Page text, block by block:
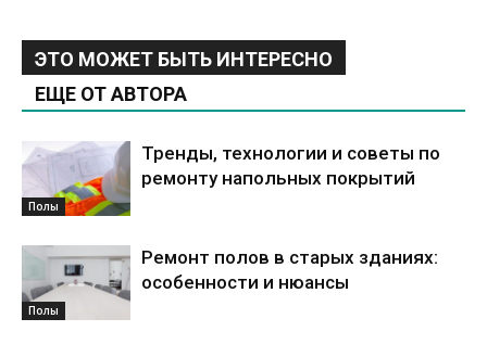
ЭТО МОЖЕТ БЫТЬ ИНТЕРЕСНО
ЕЩЕ ОТ АВТОРА
Полы
Тренды, технологии и советы по
ремонту напольных покрытий
Полы
Ремонт полов в старых зданиях:
особенности и нюансы